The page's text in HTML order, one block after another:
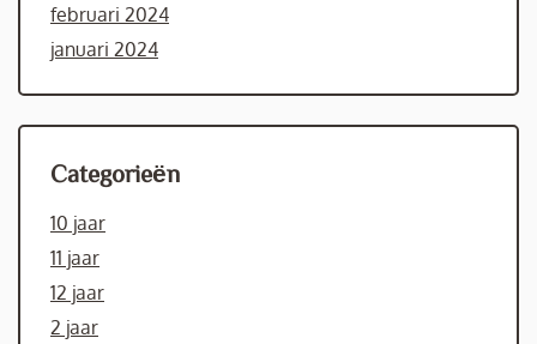
februari 2024
januari 2024
Categorieën
10 jaar
11 jaar
12 jaar
2 jaar